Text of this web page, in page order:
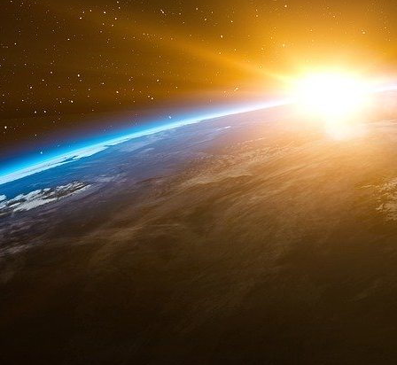
Un élevage d’insectes en plein cœur de la
septembre 2021, Jean-Paul Vivier (1),
diversification pour le moins originale. Le
regard quand on arrive sur son exploitation.
dans un atelier de poules pondeuses.
fientes, c’est le calme qui règne à l’intérieur.
Interview | Élevage d’insectes : « Nous
de la chaîne de valeur »